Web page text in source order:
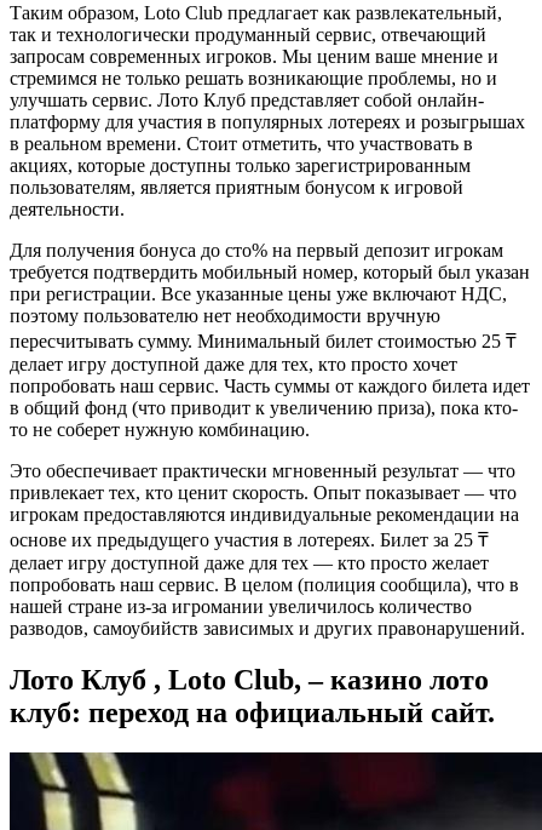
Таким образом, Loto Club предлагает как развлекательный,
так и технологически продуманный сервис, отвечающий
запросам современных игроков. Мы ценим ваше мнение и
стремимся не только решать возникающие проблемы, но и
улучшать сервис. Лото Клуб представляет собой онлайн-
платформу для участия в популярных лотереях и розыгрышах
в реальном времени. Стоит отметить, что участвовать в
акциях, которые доступны только зарегистрированным
пользователям, является приятным бонусом к игровой
деятельности.
Для получения бонуса до сто% на первый депозит игрокам
требуется подтвердить мобильный номер, который был указан
при регистрации. Все указанные цены уже включают НДС,
поэтому пользователю нет необходимости вручную
пересчитывать сумму. Минимальный билет стоимостью 25 ₸
делает игру доступной даже для тех, кто просто хочет
попробовать наш сервис. Часть суммы от каждого билета идет
в общий фонд (что приводит к увеличению приза), пока кто-
то не соберет нужную комбинацию.
Это обеспечивает практически мгновенный результат — что
привлекает тех, кто ценит скорость. Опыт показывает — что
игрокам предоставляются индивидуальные рекомендации на
основе их предыдущего участия в лотереях. Билет за 25 ₸
делает игру доступной даже для тех — кто просто желает
попробовать наш сервис. В целом (полиция сообщила), что в
нашей стране из-за игромании увеличилось количество
разводов, самоубийств зависимых и других правонарушений.
Лото Клуб , Loto Club, – казино лото
клуб: переход на официальный сайт.